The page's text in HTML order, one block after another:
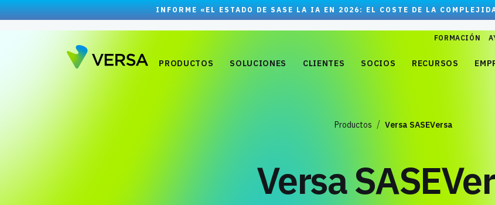
INFORME «EL ESTADO DE SASE LA IA EN 2026: EL COSTE DE LA
FORMACIÓN
PRODUCTOS SOLUCIONES CLIENTES SOCIOS RECURSOS
Productos Versa SASEVersa
Versa